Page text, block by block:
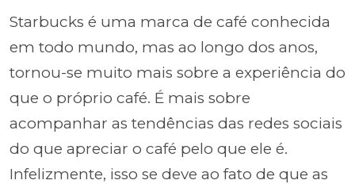
Starbucks é uma marca de café conhecida
em todo mundo, mas ao longo dos anos,
tornou-se muito mais sobre a experiência do
que o próprio café. É mais sobre
acompanhar as tendências das redes sociais
do que apreciar o café pelo que ele é.
Infelizmente, isso se deve ao fato de que as